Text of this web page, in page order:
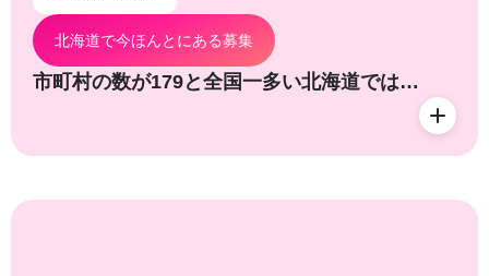
北海道で今ほんとにある募集
市町村の数が179と全国一多い北海道では…